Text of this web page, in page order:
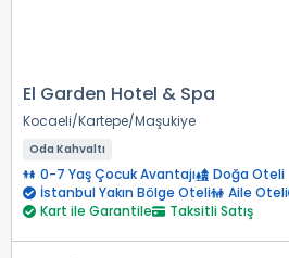
El Garden Hotel & Spa
Kocaeli Kartepe Maşukiye
Oda Kahvaltı
0-7 Yaş Çocuk Avantajı
Doğa Oteli
İstanbul Yakın Bölge Oteli
Aile Oteli
Kart ile Garantile
Taksitli Satış